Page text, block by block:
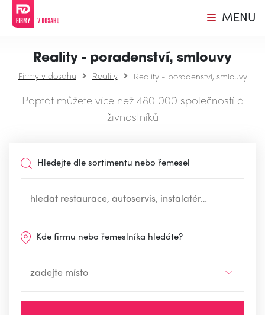
MENU
Reality - poradenství, smlouvy
Firmy v dosahu Reality Reality - poradenství, smlouvy
Poptat můžete více než 480 000 společností a
živnostníků
Hledejte dle sortimentu nebo řemesel
Kde firmu nebo řemeslníka hledáte?